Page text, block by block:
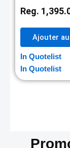
Reg.
Ajouter
In Quotelist
In Quotelist